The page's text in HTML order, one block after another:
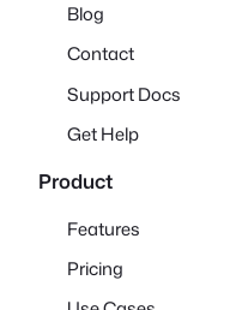
Blog
Contact
Support Docs
Get Help
Product
Features
Pricing